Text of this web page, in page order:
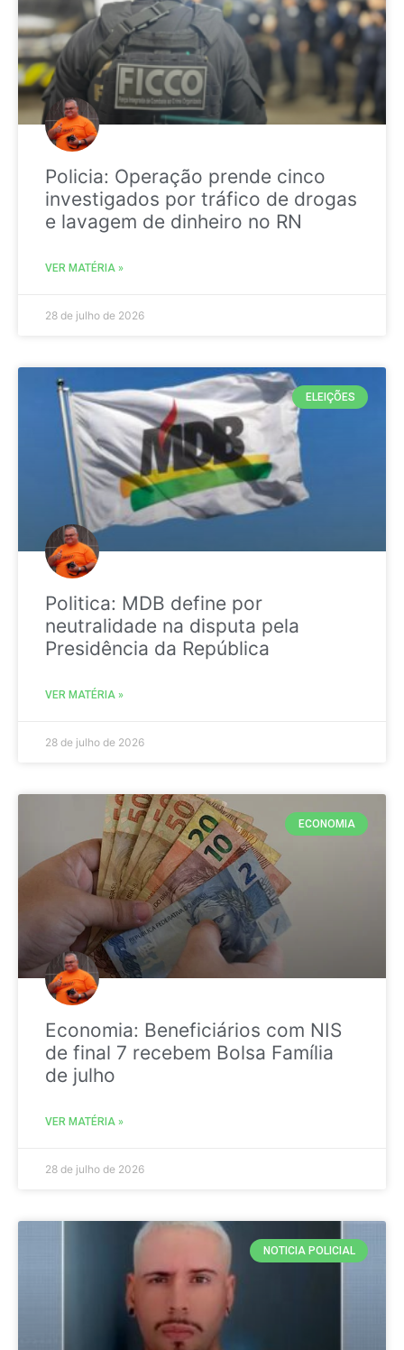
Policia: Operação prende cinco
investigados por tráfico de drogas
e lavagem de dinheiro no RN
VER MATÉRIA »
28 de julho de 2026
ELEIÇÕES
Politica: MDB define por
neutralidade na disputa pela
Presidência da República
VER MATÉRIA »
28 de julho de 2026
ECONOMIA
Economia: Beneficiários com NIS
de final 7 recebem Bolsa Família
de julho
VER MATÉRIA »
28 de julho de 2026
NOTICIA POLICIAL